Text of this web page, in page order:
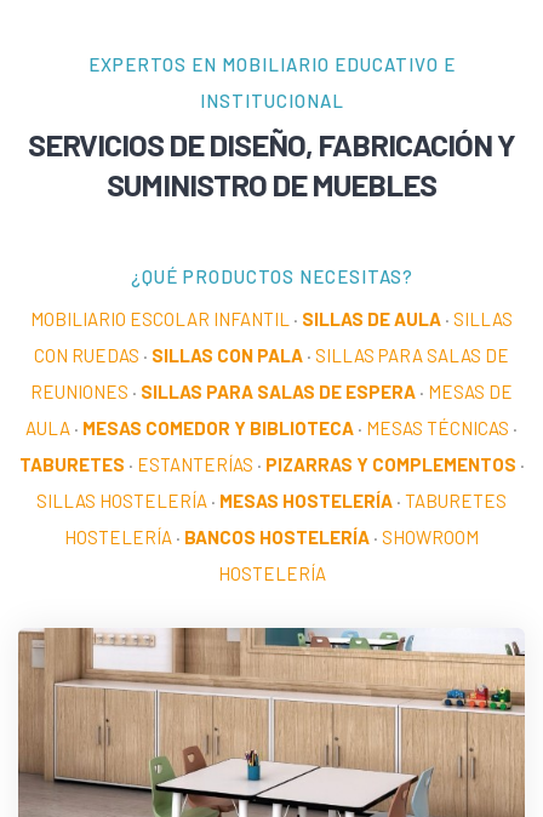
EXPERTOS EN MOBILIARIO EDUCATIVO E
INSTITUCIONAL
SERVICIOS DE DISEÑO, FABRICACIÓN Y
SUMINISTRO DE MUEBLES
¿QUÉ PRODUCTOS NECESITAS?
MOBILIARIO ESCOLAR INFANTIL · SILLAS DE AULA · SILLAS
CON RUEDAS · SILLAS CON PALA · SILLAS PARA SALAS DE
REUNIONES · SILLAS PARA SALAS DE ESPERA · MESAS DE
AULA · MESAS COMEDOR Y BIBLIOTECA · MESAS TÉCNICAS ·
TABURETES · ESTANTERÍAS · PIZARRAS Y COMPLEMENTOS ·
SILLAS HOSTELERÍA · MESAS HOSTELERÍA · TABURETES
HOSTELERÍA · BANCOS HOSTELERÍA · SHOWROOM
HOSTELERÍA